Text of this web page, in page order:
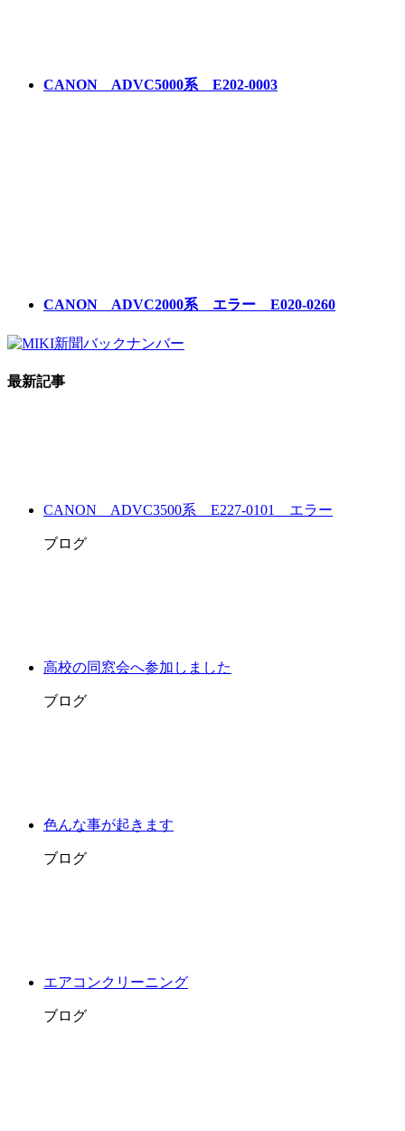
CANON ADVC5000系 E202-0003
CANON ADVC2000系 エラー E020-0260
最新記事
CANON ADVC3500系 E227-0101 エラー
ブログ
高校の同窓会へ参加しました
ブログ
色んな事が起きます
ブログ
エアコンクリーニング
ブログ